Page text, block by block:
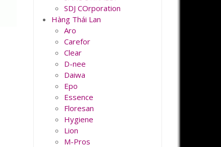
SDJ COrporation
Hàng Thái Lan
Aro
Carefor
Clear
D-nee
Daiwa
Epo
Essence
Floresan
Hygiene
Lion
M-Pros